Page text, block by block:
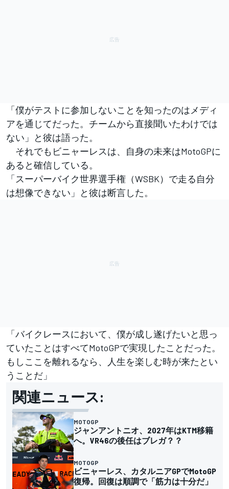
「僕がテストに参加しないことを知ったのはメディ
アを通じてだった。チームから直接聞いたわけでは
ない」と彼は語った。
それでもビニャーレスは、自身の未来はMotoGPに
あると確信している。
「スーパーバイク世界選手権（WSBK）で走る自分
は想像できない」と彼は断言した。
「バイクレースにおいて、僕が成し遂げたいと思っ
ていたことはすべてMotoGPで実現したことだった。
もしここを離れるなら、人生を楽しむ時が来たとい
うことだ」
関連ニュース:
MOTOGP
ジャンアントニオ、2027年はKTM移籍
へ。VR46の後任はブレガ？？
MOTOGP
ビニャーレス、カタルニアGPでMotoGP
復帰。回復は順調で「筋力は十分だ」